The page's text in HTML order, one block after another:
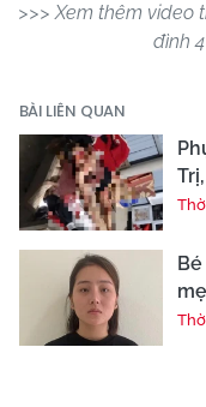
>>> Xem thêm video
đình
BÀI LIÊN QUAN